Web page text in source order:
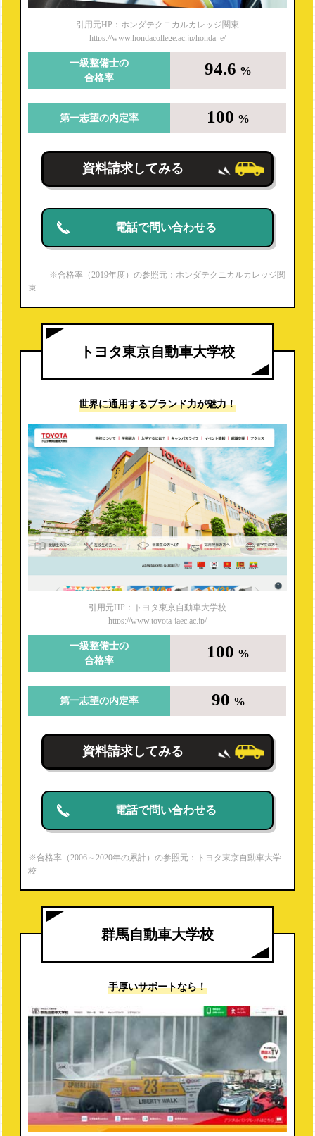
二輪自動車整備士
自動車検査員
2級ジーゼル自動車整備士
引用元HP：ホンダテクニカルカレッジ関東
https://www.hondacollege.ac.jp/honda_e/
一級整備士の
合格率
94.6 %
第一志望の内定率 100 %
資料請求してみる
電話で問い合わせる
※合格率（2019年度）の参照元：ホンダテクニカルカレッジ関
東
トヨタ東京自動車大学校
世界に通用するブランド力が魅力！
引用元HP：トヨタ東京自動車大学校
https://www.toyota-jaec.ac.jp/
一級整備士の
合格率
100 %
第一志望の内定率 90 %
資料請求してみる
電話で問い合わせる
※合格率（2006～2020年の累計）の参照元：トヨタ東京自動車大学
校
群馬自動車大学校
手厚いサポートなら！